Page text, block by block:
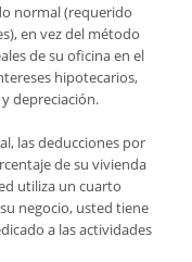
normal (requerido
en vez del método
de su oficina en el
hipotecarios,
depreciación.
las deducciones por
de su vivienda
utiliza un cuarto
negocio, usted tiene
a las actividades